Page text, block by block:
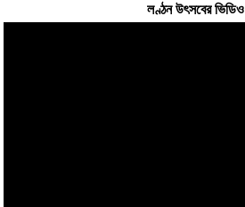
লণ্ঠন উৎসবের ভিডিও